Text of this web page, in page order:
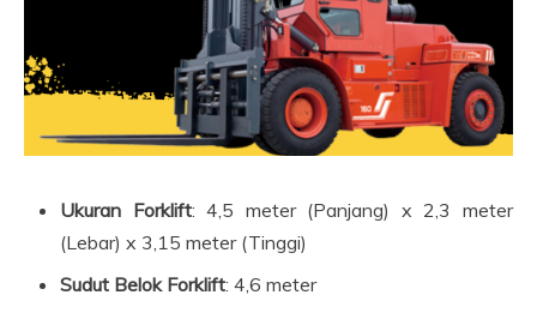
Ukuran Forklift: 4,5 meter (Panjang) x 2,3 meter
(Lebar) x 3,15 meter (Tinggi)
Sudut Belok Forklift: 4,6 meter